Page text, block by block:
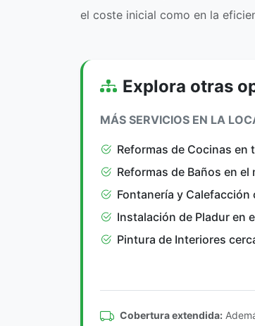
el coste inicial como en la
Explora otras
MÁS SERVICIOS EN LA
Reformas de Cocinas en
Reformas de Baños en el
Fontanería y Calefacción
Instalación de Pladur en
Pintura de Interiores
Cobertura extendida: